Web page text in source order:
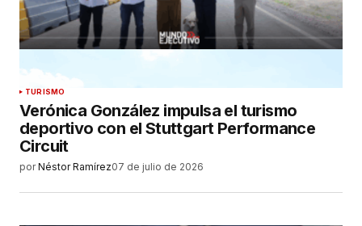
TURISMO
Verónica González impulsa el turismo
deportivo con el Stuttgart Performance
Circuit
por Néstor Ramírez07 de julio de 2026